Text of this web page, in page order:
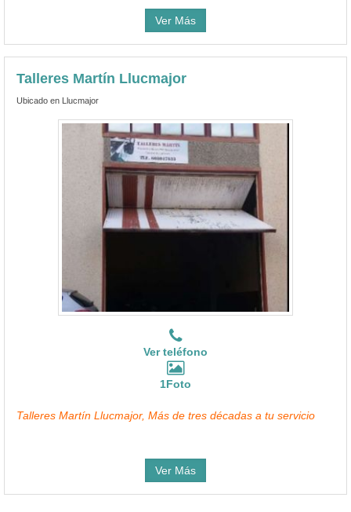
Ver Más
Talleres Martín Llucmajor
Ubicado en Llucmajor
Ver teléfono
1Foto
Talleres Martín Llucmajor, Más de tres décadas a tu servicio
Ver Más